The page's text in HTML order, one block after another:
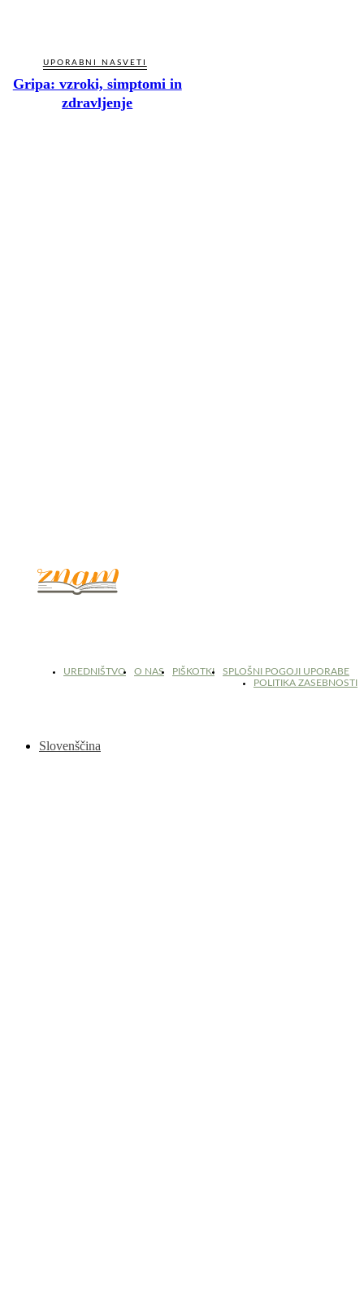
UPORABNI NASVETI
Gripa: vzroki, simptomi in
zdravljenje
UREDNIŠTVO O NAS PIŠKOTKI
SPLOŠNI POGOJI UPORABE
POLITIKA ZASEBNOSTI
Slovenščina